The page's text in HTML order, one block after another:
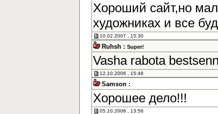
Хороший сайт,но
художниках и все
10.02.2007 , 15:30
Ruhsh : Super!
Vasha rabota
12.10.2006 , 15:46
Samson :
Хорошее дело!!!
05.10.2006 , 13:56